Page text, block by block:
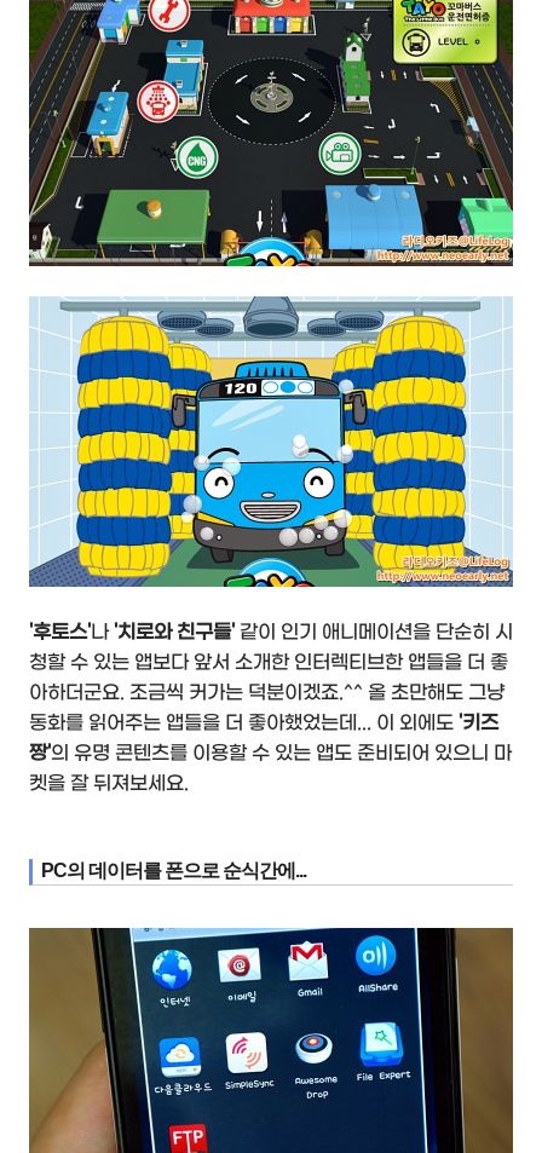
'후토스'나 '치로와 친구들' 같이 인기 애니메이션을 단순히 시
청할 수 있는 앱보다 앞서 소개한 인터렉티브한 앱들을 더 좋
아하더군요. 조금씩 커가는 덕분이겠죠.^^ 올 초만해도 그냥
동화를 읽어주는 앱들을 더 좋아했었는데... 이 외에도 '키즈
짱'의 유명 콘텐츠를 이용할 수 있는 앱도 준비되어 있으니 마
켓을 잘 뒤져보세요.
PC의 데이터를 폰으로 순식간에...